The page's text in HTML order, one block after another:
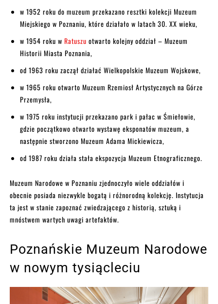
w 1952 roku do muzeum przekazano resztki kolekcji Muzeum
Miejskiego w Poznaniu, które działało w latach 30. XX wieku,
w 1954 roku w Ratuszu otwarto kolejny oddział – Muzeum
Historii Miasta Poznania,
od 1963 roku zaczął działać Wielkopolskie Muzeum Wojskowe,
w 1965 roku otwarto Muzeum Rzemiosł Artystycznych na Górze
Przemysła,
w 1975 roku instytucji przekazano park i pałac w Śmiełowie,
gdzie początkowo otwarto wystawę eksponatów muzeum, a
następnie stworzono Muzeum Adama Mickiewicza,
od 1987 roku działa stała ekspozycja Muzeum Etnograficznego.
Muzeum Narodowe w Poznaniu zjednoczyło wiele oddziałów i
obecnie posiada niezwykle bogatą i różnorodną kolekcję. Instytucja
ta jest w stanie zapoznać zwiedzającego z historią, sztuką i
mnóstwem wartych uwagi artefaktów.
Poznańskie Muzeum Narodowe
w nowym tysiącleciu